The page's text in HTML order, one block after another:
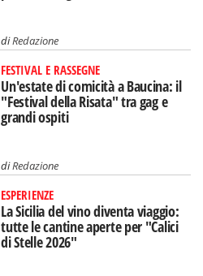
diRedazione
FESTIVAL E RASSEGNE
Un'estate di comicità a Baucina: il
"Festival della Risata" tra gag e
grandi ospiti
diRedazione
ESPERIENZE
La Sicilia del vino diventa viaggio:
tutte le cantine aperte per "Calici
di Stelle 2026"